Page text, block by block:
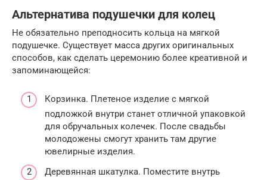
Альтернатива подушечки для колец
Не обязательно преподносить кольца на мягкой
подушечке. Существует масса других оригинальных
способов, как сделать церемонию более креативной и
запоминающейся:
Корзинка. Плетеное изделие с мягкой
подложкой внутри станет отличной упаковкой
для обручальных колечек. После свадьбы
молодожены смогут хранить там другие
ювелирные изделия.
Деревянная шкатулка. Поместите внутрь